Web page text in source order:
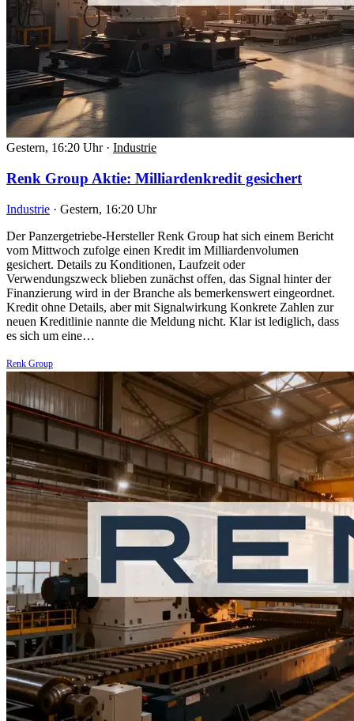
Gestern, 16:20 Uhr · Industrie
Renk Group Aktie: Milliardenkredit gesichert
Industrie · Gestern, 16:20 Uhr
Der Panzergetriebe-Hersteller Renk Group hat sich einem Bericht
vom Mittwoch zufolge einen Kredit im Milliardenvolumen
gesichert. Details zu Konditionen, Laufzeit oder
Verwendungszweck blieben zunächst offen, das Signal hinter der
Finanzierung wird in der Branche als bemerkenswert eingeordnet.
Kredit ohne Details, aber mit Signalwirkung Konkrete Zahlen zur
neuen Kreditlinie nannte die Meldung nicht. Klar ist lediglich, dass
es sich um eine…
Renk Group